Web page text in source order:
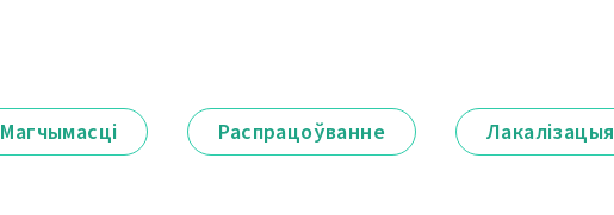
Магчымасці Распрацоўванне Лакалізацыя